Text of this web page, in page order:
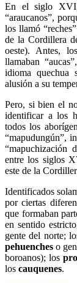
En el siglo XVI,
“araucanos”,
los llamó
de la Cordillera
oeste). Antes,
llamaban
idioma quechua
alusión a su
Pero, si bien el
identificar a los
todos los
“mapudungún”,
“mapuchización
entre los siglos
este de la
Identificados
por ciertas
que formaban
en sentido
gente del norte;
pehuenches o
boroanos); los
los cauquenes.